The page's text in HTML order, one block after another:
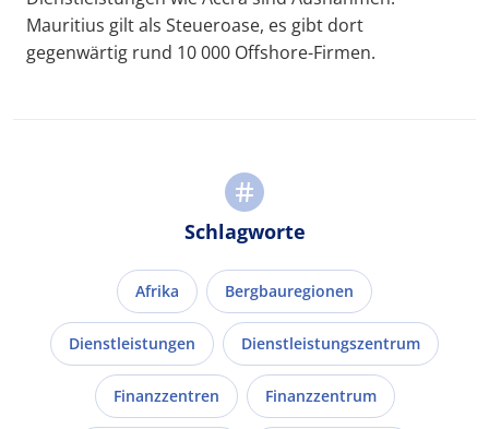
Mauritius gilt als Steueroase, es gibt dort
gegenwärtig rund 10 000 Offshore-Firmen.
Schlagworte
Afrika Bergbauregionen
Dienstleistungen Dienstleistungszentrum
Finanzzentren Finanzzentrum